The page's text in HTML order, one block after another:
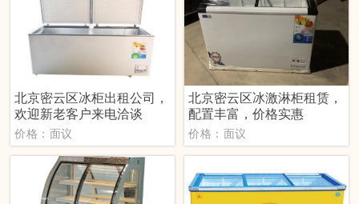
北京密云区冰柜出租公司，
欢迎新老客户来电洽谈
价格：面议
北京密云区冰激淋柜租赁，
配置丰富，价格实惠
价格：面议